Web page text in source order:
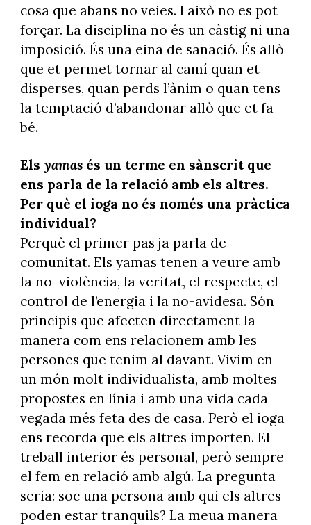
cosa que abans no veies. I això no es pot
forçar. La disciplina no és un càstig ni una
imposició. És una eina de sanació. És allò
que et permet tornar al camí quan et
disperses, quan perds l’ànim o quan tens
la temptació d’abandonar allò que et fa
bé.
Els yamasés un terme en sànscrit que
ens parla de la relació amb els altres.
Per què el ioga no és només una pràctica
individual?
Perquè el primer pas ja parla de
comunitat. Els yamas tenen a veure amb
la no-violència, la veritat, el respecte, el
control de l’energia i la no-avidesa. Són
principis que afecten directament la
manera com ens relacionem amb les
persones que tenim al davant. Vivim en
un món molt individualista, amb moltes
propostes en línia i amb una vida cada
vegada més feta des de casa. Però el ioga
ens recorda que els altres importen. El
treball interior és personal, però sempre
el fem en relació amb algú. La pregunta
seria: soc una persona amb qui els altres
poden estar tranquils? La meua manera